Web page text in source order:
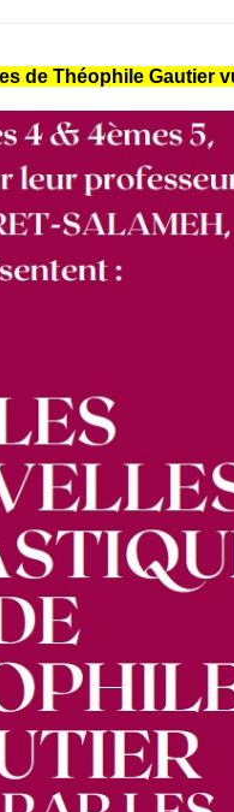
de Théophile Gautier